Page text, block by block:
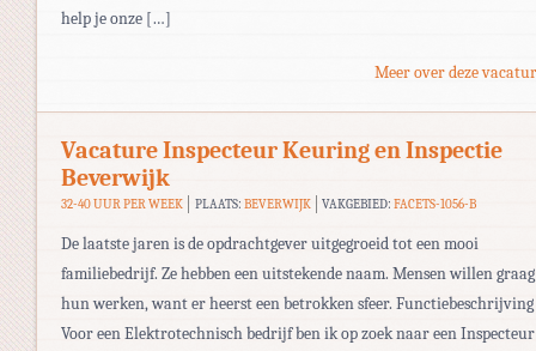
help je onze […]
Meer over deze
Vacature Inspecteur Keuring en Inspectie
Beverwijk
32-40 UUR PER WEEK PLAATS: BEVERWIJK VAKGEBIED:FACETS-1056-B
De laatste jaren is de opdrachtgever uitgegroeid tot een mooi
familiebedrijf. Ze hebben een uitstekende naam. Mensen willen
hun werken, want er heerst een betrokken sfeer. Functiebeschrijving
Voor een Elektrotechnisch bedrijf ben ik op zoek naar een Inspecteur